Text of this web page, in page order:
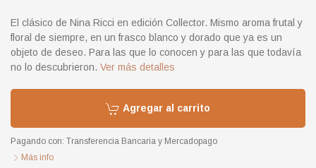
El clásico de Nina Ricci en edición Collector. Mismo aroma frutal y
floral de siempre, en un frasco blanco y dorado que ya es un
objeto de deseo. Para las que lo conocen y para las que todavía
no lo descubrieron. Ver más detalles
Agregar al carrito
Pagando con: Transferencia Bancaria y Mercadopago
Más info